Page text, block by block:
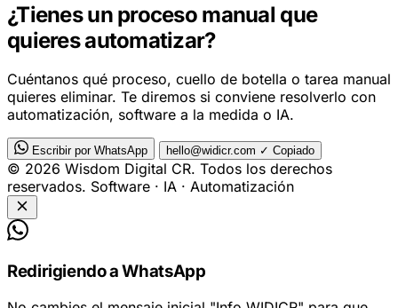
¿Tienes un proceso manual que
quieres automatizar?
Cuéntanos qué proceso, cuello de botella o tarea manual
quieres eliminar. Te diremos si conviene resolverlo con
automatización, software a la medida o IA.
Escribir por WhatsApp hello@widicr.com ✓ Copiado
© 2026 Wisdom Digital CR. Todos los derechos
reservados. Software · IA · Automatización
Redirigiendo a WhatsApp